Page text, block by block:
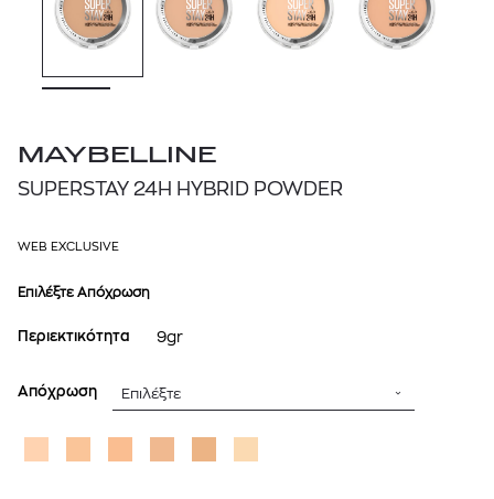
MAYBELLINE
SUPERSTAY 24H HYBRID POWDER
WEB EXCLUSIVE
Επιλέξτε Απόχρωση
Περιεκτικότητα 9gr
Απόχρωση Επιλέξτε